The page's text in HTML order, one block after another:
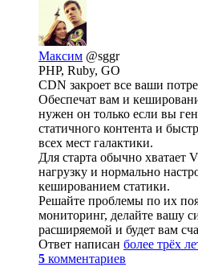
Максим @sggr
PHP, Ruby, GO
CDN закроет все ваши
Обеспечат вам и
нужен он только если вы
статичного контента и
всех мест галактики.
Для старта обычно хватает
нагрузку и нормально
кешированием статики.
Решайте проблемы по их
мониторинг, делайте вашу
расширяемой и будет вам
Ответ написан более трёх
5 комментариев